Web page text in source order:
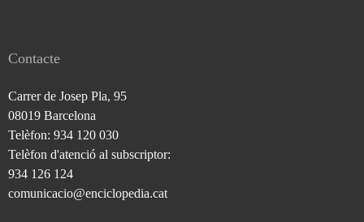
Contacte
Carrer de Josep Pla, 95
08019 Barcelona
Telèfon: 934 120 030
Telèfon d'atenció al subscriptor:
934 126 124
comunicacio@enciclopedia.cat